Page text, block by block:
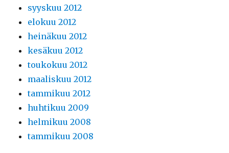
syyskuu 2012
elokuu 2012
heinäkuu 2012
kesäkuu 2012
toukokuu 2012
maaliskuu 2012
tammikuu 2012
huhtikuu 2009
helmikuu 2008
tammikuu 2008